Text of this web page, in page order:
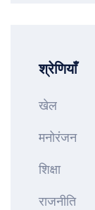
श्रेणियाँ
खेल
मनोरंजन
शिक्षा
राजनीति